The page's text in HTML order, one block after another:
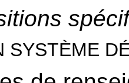
SYSTÈME